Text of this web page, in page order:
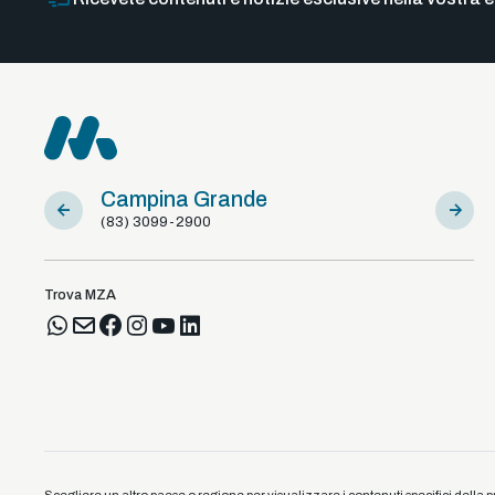
Campina Grande
(83) 3099-2900
Sousa
(83)
Trova MZA